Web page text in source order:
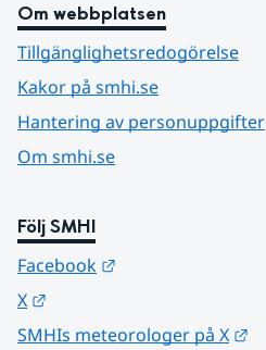
Om webbplatsen
Tillgänglighetsredogörelse
Kakor på smhi.se
Hantering av personuppgifter
Om smhi.se
Följ SMHI
Facebook
X
SMHIs meteorologer på X